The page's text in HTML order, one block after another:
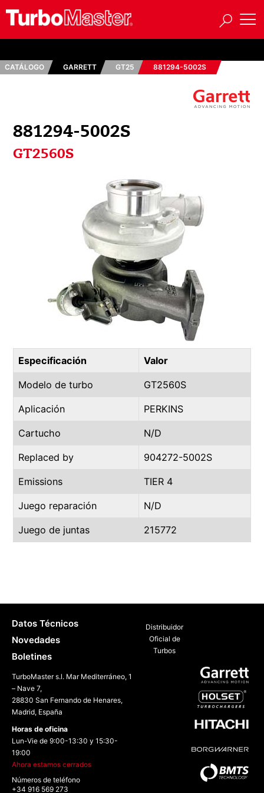
CATÁLOGO GARRETT GT25 881294-5002S
881294-5002S
GT2560S
Especificación Valor
Modelo de turbo GT2560S
Aplicación PERKINS
Cartucho N/D
Replaced by 904272-5002S
Emissions TIER 4
Juego reparación N/D
Juego de juntas 215772
Distribuidor
Oficial de
Turbos
Datos Técnicos
Novedades
Boletines
TurboMaster s.l. Mar Mediterráneo, 1
– Nave 7,
28830 San Fernando de Henares,
Madrid, España
Horas de oficina
Lun-Vie de 9:00-13:30 y 15:30-
19:00
Ahora estamos cerrados
Números de teléfono
+34 916 569 273